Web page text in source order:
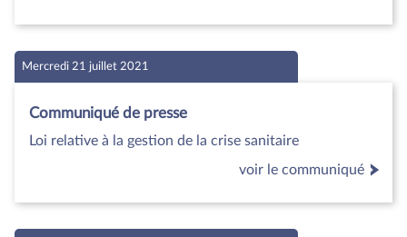
Mercredi 21 juillet 2021
Communiqué de presse
Loi relative à la gestion de la crise sanitaire
voir le communiqué